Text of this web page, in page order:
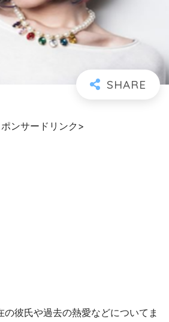
ンサードリンク>
彼氏や過去の熱愛などについてま